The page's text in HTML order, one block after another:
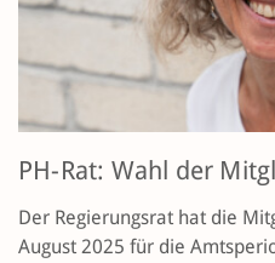
PH-Rat: Wahl der
Der Regierungsrat hat die
August 2025 für die